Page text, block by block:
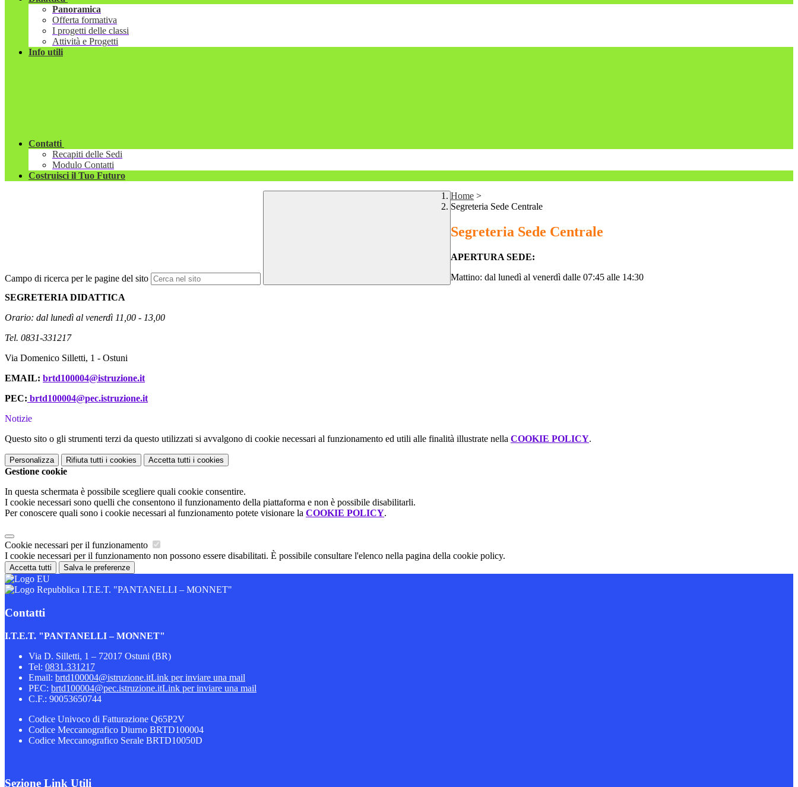
Panoramica
Offerta formativa
I progetti delle classi
Attività e Progetti
Info utili
Contatti
Recapiti delle Sedi
Modulo Contatti
Costruisci il Tuo Futuro
Campo di ricerca per le pagine del sito
Home >
Segreteria Sede Centrale
Segreteria Sede Centrale
APERTURA SEDE:
Mattino: dal lunedì al venerdì dalle 07:45 alle 14:30
SEGRETERIA DIDATTICA
Orario: dal lunedì al venerdì 11,00 - 13,00
Tel. 0831-331217
Via Domenico Silletti, 1 - Ostuni
EMAIL: brtd100004@istruzione.it
PEC: brtd100004@pec.istruzione.it
Notizie
Questo sito o gli strumenti terzi da questo utilizzati si avvalgono di cookie necessari al funzionamento ed utili alle finalità illustrate nella COOKIE POLICY.
Personalizza Rifiuta tutti i cookies Accetta tutti i cookies
Gestione cookie
In questa schermata è possibile scegliere quali cookie consentire.
I cookie necessari sono quelli che consentono il funzionamento della piattaforma e non è possibile disabilitarli.
Per conoscere quali sono i cookie necessari al funzionamento potete visionare la COOKIE POLICY.
Cookie necessari per il funzionamento
I cookie necessari per il funzionamento non possono essere disabilitati. È possibile consultare l'elenco nella pagina della cookie policy.
Accetta tutti Salva le preferenze
I.T.E.T. "PANTANELLI – MONNET"
Contatti
I.T.E.T. "PANTANELLI – MONNET"
Via D. Silletti, 1 – 72017 Ostuni (BR)
Tel: 0831.331217
Email: brtd100004@istruzione.itLink per inviare una mail
PEC: brtd100004@pec.istruzione.itLink per inviare una mail
C.F.: 90053650744
Codice Univoco di Fatturazione Q65P2V
Codice Meccanografico Diurno BRTD100004
Codice Meccanografico Serale BRTD10050D
Sezione Link Utili